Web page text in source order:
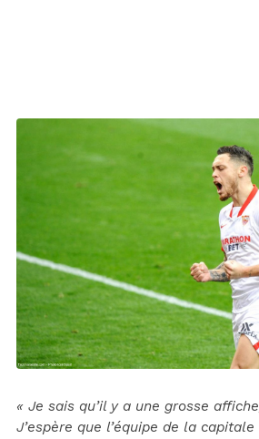
« Je sais qu’il y a une grosse
J’espère que l’équipe de la